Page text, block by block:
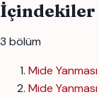
İçindekiler
3 bölüm
Mide
Mide